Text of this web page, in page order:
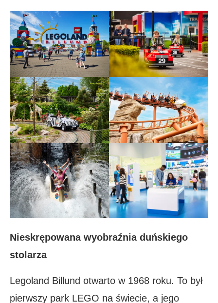
Nieskrępowana wyobraźnia duńskiego
stolarza
Legoland Billund otwarto w 1968 roku. To był
pierwszy park LEGO na świecie, a jego